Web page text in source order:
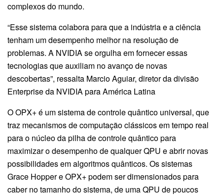
complexos do mundo.
“Esse sistema colabora para que a indústria e a ciência
tenham um desempenho melhor na resolução de
problemas. A NVIDIA se orgulha em fornecer essas
tecnologias que auxiliam no avanço de novas
descobertas”, ressalta Marcio Aguiar, diretor da divisão
Enterprise da NVIDIA para América Latina
O OPX+ é um sistema de controle quântico universal, que
traz mecanismos de computação clássicos em tempo real
para o núcleo da pilha de controle quântico para
maximizar o desempenho de qualquer QPU e abrir novas
possibilidades em algoritmos quânticos. Os sistemas
Grace Hopper e OPX+ podem ser dimensionados para
caber no tamanho do sistema, de uma QPU de poucos